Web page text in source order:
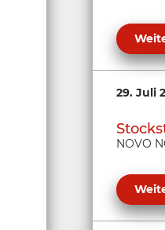
29. Juli
NOVO